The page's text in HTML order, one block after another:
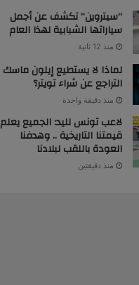
“سيتروين” تكشف عن أجمل
سياراتها الشبابية لهذا العام
منذ 12 ثانية
لماذا لا يستطيع إيلون ماسك
التراجع عن شراء تويتر؟
منذ دقيقة واحدة
لاعب تونس لليد: الجميع يعلم
قيمتنا التاريخية .. وهدفنا
العودة باللقب لبلادنا
منذ دقيقتين